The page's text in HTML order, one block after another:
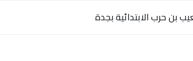
بن حرب الابتدائية بجدة